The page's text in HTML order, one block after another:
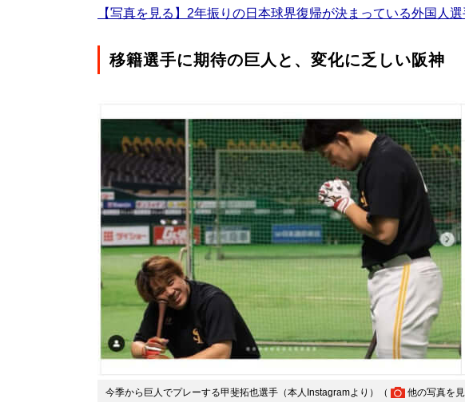
【写真を見る】2年振りの日本球界復帰が決まっている外国人
移籍選手に期待の巨人と、変化に乏しい阪神
今季から巨人でプレーする甲斐拓也選手（本人Instagramより）（ 他の写真を